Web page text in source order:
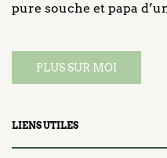
pure souche et papa
PLUS SUR MOI
LIENS UTILES